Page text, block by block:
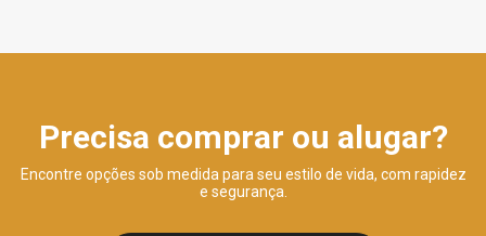
Precisa comprar ou alugar?
Encontre opções sob medida para seu estilo de vida, com rapidez
e segurança.